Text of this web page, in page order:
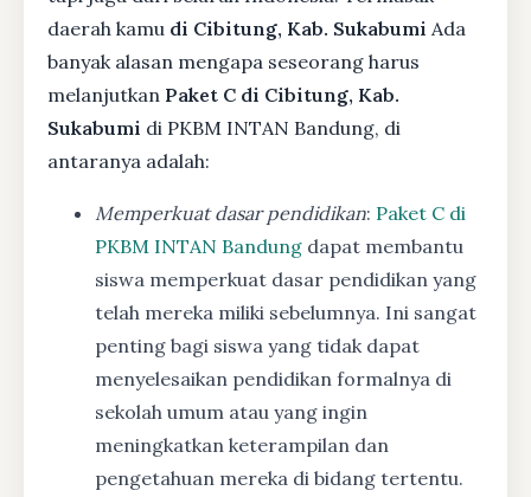
daerah kamu di Cibitung, Kab. Sukabumi Ada
banyak alasan mengapa seseorang harus
melanjutkan Paket C di Cibitung, Kab.
Sukabumi di PKBM INTAN Bandung, di
antaranya adalah:
Memperkuat dasar pendidikan: Paket C di
PKBM INTAN Bandung dapat membantu
siswa memperkuat dasar pendidikan yang
telah mereka miliki sebelumnya. Ini sangat
penting bagi siswa yang tidak dapat
menyelesaikan pendidikan formalnya di
sekolah umum atau yang ingin
meningkatkan keterampilan dan
pengetahuan mereka di bidang tertentu.